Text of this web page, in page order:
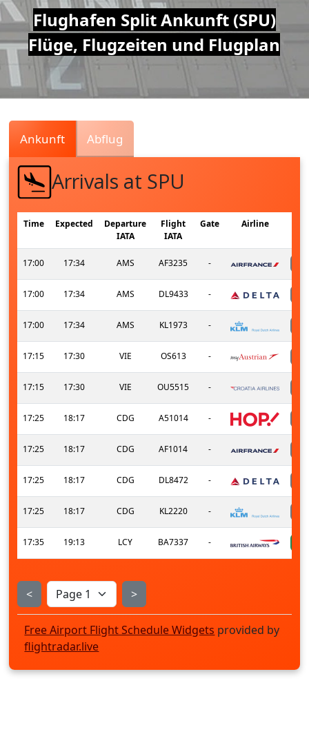
Air
Traffic
Live
Flughafen Split Ankunft (SPU)
Flüge, Flugzeiten und Flugplan
Ankunft Abflug
Arrivals at SPU
Time Expected
Departure
IATA
Flight
IATA
Gate Airline
17:00 17:34 AMS AF3235 -
17:00 17:34 AMS DL9433 -
17:00 17:34 AMS KL1973 -
17:15 17:30 VIE OS613 -
17:15 17:30 VIE OU5515 -
17:25 18:17 CDG A51014 -
17:25 18:17 CDG AF1014 -
17:25 18:17 CDG DL8472 -
17:25 18:17 CDG KL2220 -
17:35 19:13 LCY BA7337 -
< >
Free Airport Flight Schedule Widgets provided by
flightradar.live